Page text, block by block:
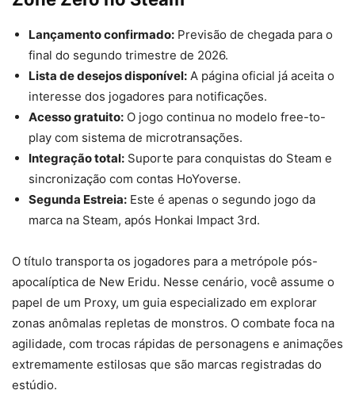
Lançamento confirmado: Previsão de chegada para o
final do segundo trimestre de 2026.
Lista de desejos disponível: A página oficial já aceita o
interesse dos jogadores para notificações.
Acesso gratuito: O jogo continua no modelo free-to-
play com sistema de microtransações.
Integração total: Suporte para conquistas do Steam e
sincronização com contas HoYoverse.
Segunda Estreia: Este é apenas o segundo jogo da
marca na Steam, após Honkai Impact 3rd.
O título transporta os jogadores para a metrópole pós-
apocalíptica de New Eridu. Nesse cenário, você assume o
papel de um Proxy, um guia especializado em explorar
zonas anômalas repletas de monstros. O combate foca na
agilidade, com trocas rápidas de personagens e animações
extremamente estilosas que são marcas registradas do
estúdio.